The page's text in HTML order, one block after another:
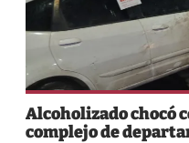
Alcoholizado chocó
complejo de